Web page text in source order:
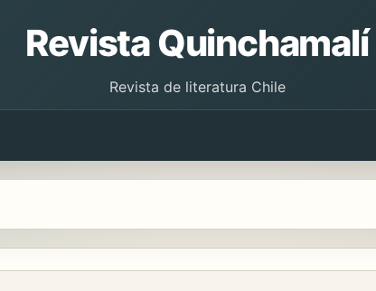
Revista Quinchamalí
Revista de literatura Chile